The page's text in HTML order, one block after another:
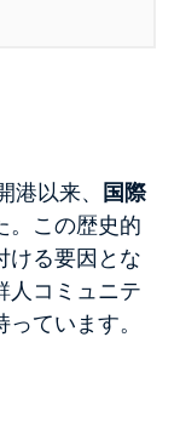
港以来、
国際
。この歴史的
ける要因とな
人コミュニテ
ています。